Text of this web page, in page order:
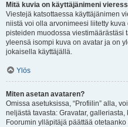
Mitä kuvia on käyttäjänimeni
Viestejä katsottaessa käyttäjänimen
niistä voi olla arvonimeesi liitetty
pisteiden muodossa viestimäärästäsi
yleensä isompi kuva on avatar ja on
jokaisella käyttäjällä.
Ylös
Miten asetan avataren?
Omissa asetuksissa, “Profiilin” alla,
neljästä tavasta: Gravatar,
Foorumin ylläpitäjä päättää